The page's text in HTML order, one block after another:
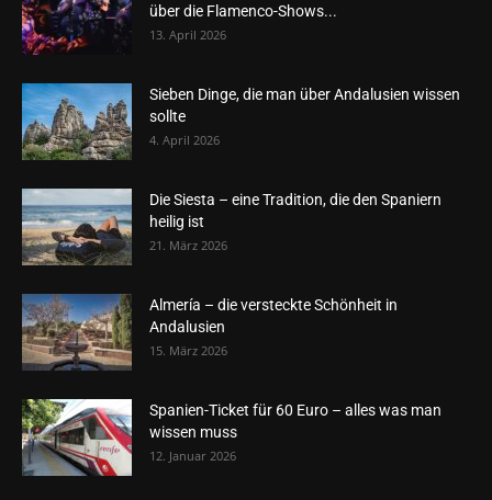
über die Flamenco-Shows...
13. April 2026
Sieben Dinge, die man über Andalusien wissen
sollte
4. April 2026
Die Siesta – eine Tradition, die den Spaniern
heilig ist
21. März 2026
Almería – die versteckte Schönheit in
Andalusien
15. März 2026
Spanien-Ticket für 60 Euro – alles was man
wissen muss
12. Januar 2026